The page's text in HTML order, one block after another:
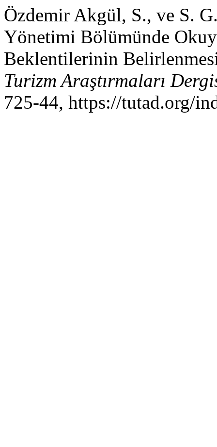
Özdemir Akgül, S., ve S.
Yönetimi Bölümünde
Beklentilerinin
Turizm Araştırmaları
725-44, https://tutad.org/